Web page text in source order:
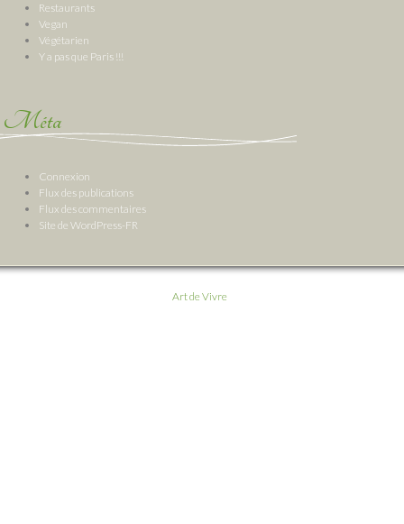
Restaurants
Vegan
Végétarien
Y a pas que Paris !!!
Méta
Connexion
Flux des publications
Flux des commentaires
Site de WordPress-FR
Art de Vivre